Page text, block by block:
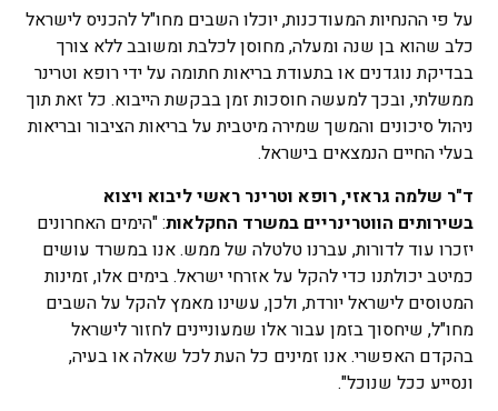
על פי ההנחיות המעודכנות, יוכלו השבים מחו"ל להכניס לישראל
כלב שהוא בן שנה ומעלה, מחוסן לכלבת ומשובב ללא צורך
בבדיקת נוגדנים או בתעודת בריאות חתומה על ידי רופא וטרינר
ממשלתי, ובכך למעשה חוסכות זמן בבקשת הייבוא. כל זאת תוך
ניהול סיכונים והמשך שמירה מיטבית על בריאות הציבור ובריאות
בעלי החיים הנמצאים בישראל.
ד"ר שלמה גראזי, רופא וטרינר ראשי ליבוא ויצוא
בשירותים הווטרינריים במשרד החקלאות: "הימים האחרונים
יזכרו עוד לדורות, עברנו טלטלה של ממש. אנו במשרד עושים
כמיטב יכולתנו כדי להקל על אזרחי ישראל. בימים אלו, זמינות
המטוסים לישראל יורדת, ולכן, עשינו מאמץ להקל על השבים
מחו"ל, שיחסוך בזמן עבור אלו שמעוניינים לחזור לישראל
בהקדם האפשרי. אנו זמינים כל העת לכל שאלה או בעיה,
ונסייע ככל שנוכל".